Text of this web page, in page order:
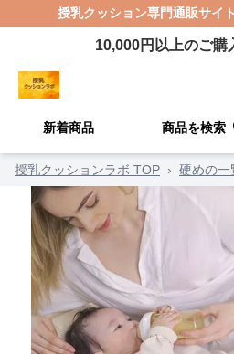
授乳クッション専門通販サイト
10,000円以上のご購
新着商品 商品を検索
授乳クッションラボ TOP › 硬めの一